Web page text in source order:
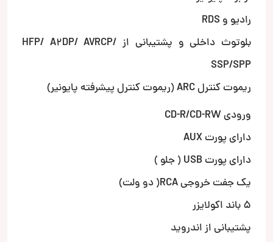
رادیو و RDS
بلوتوث داخلی و پشتیبانی از HFP/ A2DP/ AVRCP/
SSP/SPP
ریموت کنترل ARC (ریموت کنترل پیشرفته پایونیر)
ورودی CD-R/CD-RW
دارای پورت AUX
دارای پورت USB ( جلو )
یک جفت خروجی RCA( دو ولت)
5 باند اکولایزر
پشتیبانی از اندروید